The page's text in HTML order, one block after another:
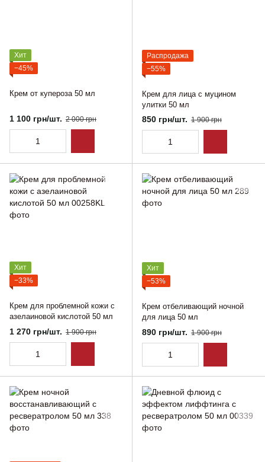
Хит
−45%
Крем от купероза 50 мл
1 100 грн/шт. 2 000 грн
Распродажа
−55%
Крем для лица с муцином
улитки 50 мл
850 грн/шт. 1 900 грн
Хит
−33%
Крем для проблемной кожи с
азелаиновой кислотой 50 мл
1 270 грн/шт. 1 900 грн
Хит
−53%
Крем отбеливающий ночной
для лица 50 мл
890 грн/шт. 1 900 грн